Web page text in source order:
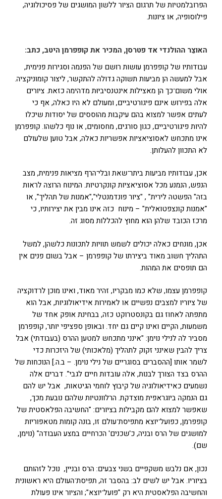
הפרובלמטיות של תרגום הציור ללשון המושגים של פסיכולוגיה,
פילוסופיה, או ציונות.
האוצֵר ההולנדי אד פטרסן, המכיר את קופפרמן היטב, כתב:
עבודותיו של קופפרמן עושות רושם של הפנמה וסגירות פנימית,
אבל למעשה הן מביעות תשוקה גדולה להתקשר, ליצור קומוניקציה.
אולי משום־כך הן מאצילות אינטנסיביוּת מדהימה כזאת. ציורים
אלה בפירוש אינם פיגורטיביים, ומעולם לא היו כאלה, אף כי
לעתים אפשר למצוא בהם עיקבות מהוססים של יסודות שיכלו
להיות פיגורטיביים, כגון סורגים, מחסומים, או נוף כלשהו. קופפרמן
אינו מתכחש לאסוציאציות אפשריות כאלה, אבל טוען שלעולם
לא התכוון להעלותן.
אכן, עבודותיו מביעות ביתר־שאת ובלי־הרף מציאות פנימית, מצב
הנפש, הנמנע מכל אסוציאציות קונקרטיות. המינוח הרוצה לראות
בזה" הפשטה לירית" , "ציור פונדמנטלי","אמנות של תהליך", או
"אמנות קונצפטואלית" – מינוח כזה אינו מבין את יצירותיו, כי
מרכז הכובד שלהן הוא מחוץ להכללות מסוג זה.
אכן, מונחים כאלה יכולים לשמש תוויות לתכונות כלשהן, למשל
התהליך חשוב מאוד ביצירתו של קופפרמן – אבל בשום פנים אין
הם תופסים את המהות.
קופפרמן עצמו, שלא כמו מבקריו, זהיר מאוד, ואינו מוכן לרדוקציה
של ציוריו למצבים נפשיים או לאמירות אידיאולוגיות, אבל הוא
מתפתה לאחוז גם בקונסטרוקט כזה, בבחינת אופק אחד של
משמעות, הקיים ואינו קיים גם יחד. ובאופן ספציפי יותר, קופפרמן
מסביר לה לנילי נוימן: "אינני מתכחש למטען ההרס (בעבודתי) אבל
צריך להבין שאינני זקוק לתהליך (מלאכותי) של היזכרות כדי
לשמר אותו [ההסברים בסוגריים של נילי נוימן. – ב.ה.] הנוכחות של
ההרס בצד הצורך לבנות, אלה עובדות חיים לגבי". דברים אלה
נשמעים כאידיאולוגיה של קיבוץ לוחמי הגיטאות, אבל יש להם
גם הנמקה ביוגראפית מוצדקת. הרלוונטיות שלהם נובעת מכך,
שאפשר למצוא להם מקבילות בציורים: "החשיבה הפלאסטית של
קופפרמן, כפועל־יוצא מתפיסת־עולם זו, בונה קומות מטאפוריות
למושגים של הרס ובניה, כ'שכנים' הכרחיים במצע העבודה" (נוימן,
שם).
נכון, אם נלבש משקפיים בשני צבעים: הרס ובניין, נוכל לזהותם
בציוריו. אבל יש לשים לב: בהסבר זה, תפיסת־העולם היא ראשונית
והחשיבה הפלאסטית היא רק "פועל־יוצא"; והציור אינו פעולת